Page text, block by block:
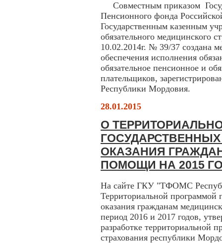
Совместным приказом
Пенсионного фонда
Государственным казенным
обязательного медицинского
10.02.2014г. № 39/37 создана
обеспечения исполнения
обязательное пенсионное и
плательщиков,
Республики Мордовия.
28.01.2015
О
ОКАЗАНИЯ
ПОМОЩИ НА 2015
На сайте ГКУ "ТФОМС
Территориальной программой
оказания гражданам
период 2016 и 2017 годов,
разработке территориальной
страхования республики